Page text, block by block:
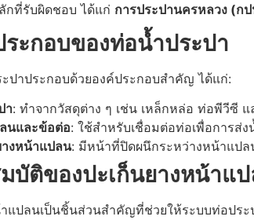
กที่รับผิดชอบ ได้แก่ การประปานครหลวง (ก
ระกอบของท่อน้ำประปา
ปาประกอบด้วยองค์ประกอบสำคัญ ได้แก่:
า: ทำจากวัสดุต่าง ๆ เช่น เหล็กหล่อ ท่อพีวีซี
นและข้อต่อ: ใช้สำหรับเชื่อมต่อท่อเพื่อการส่
างหน้าแปลน: มีหน้าที่ปิดผนึกระหว่างหน้าแป
บัติของปะเก็นยางหน้าแ
แปลนเป็นชิ้นส่วนสำคัญที่ช่วยให้ระบบท่อปร